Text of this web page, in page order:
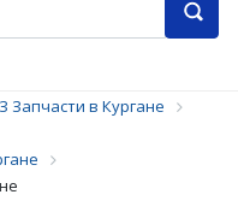
Запчасти в Кургане